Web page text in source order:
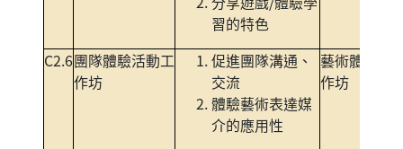
習的特色
C2.6團隊體驗活動工
作坊
促進團隊溝通、
交流
體驗藝術表達媒
介的應用性
藝術體驗工
作坊